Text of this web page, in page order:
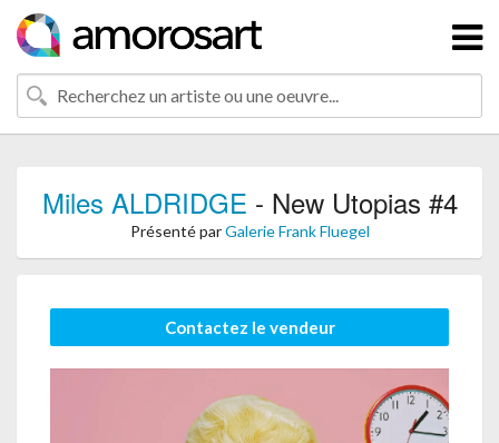
Miles ALDRIDGE - New Utopias #4
Présenté parGalerie Frank Fluegel
Contactez le vendeur